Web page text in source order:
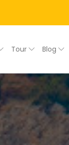
Tour Blog